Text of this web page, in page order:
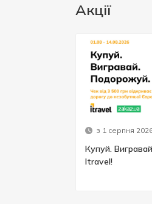
Акції
з 1 серпня
Купуй.
Itravel!